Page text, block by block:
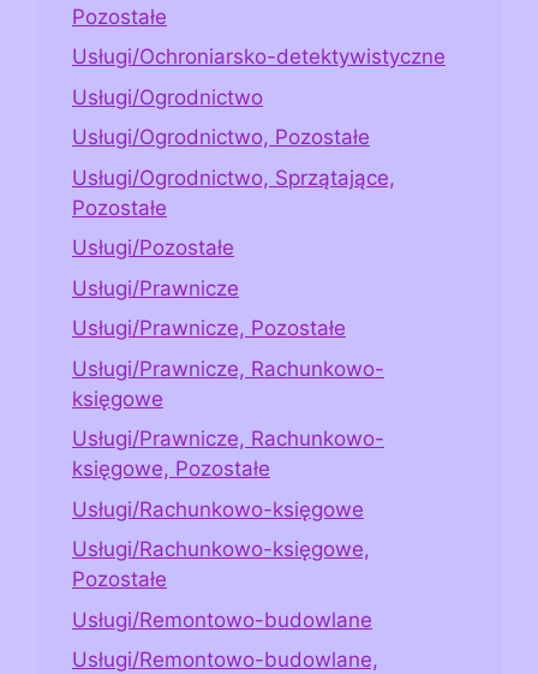
Pozostałe
Usługi/Ochroniarsko-detektywistyczne
Usługi/Ogrodnictwo
Usługi/Ogrodnictwo, Pozostałe
Usługi/Ogrodnictwo, Sprzątające,
Pozostałe
Usługi/Pozostałe
Usługi/Prawnicze
Usługi/Prawnicze, Pozostałe
Usługi/Prawnicze, Rachunkowo-
księgowe
Usługi/Prawnicze, Rachunkowo-
księgowe, Pozostałe
Usługi/Rachunkowo-księgowe
Usługi/Rachunkowo-księgowe,
Pozostałe
Usługi/Remontowo-budowlane
Usługi/Remontowo-budowlane,